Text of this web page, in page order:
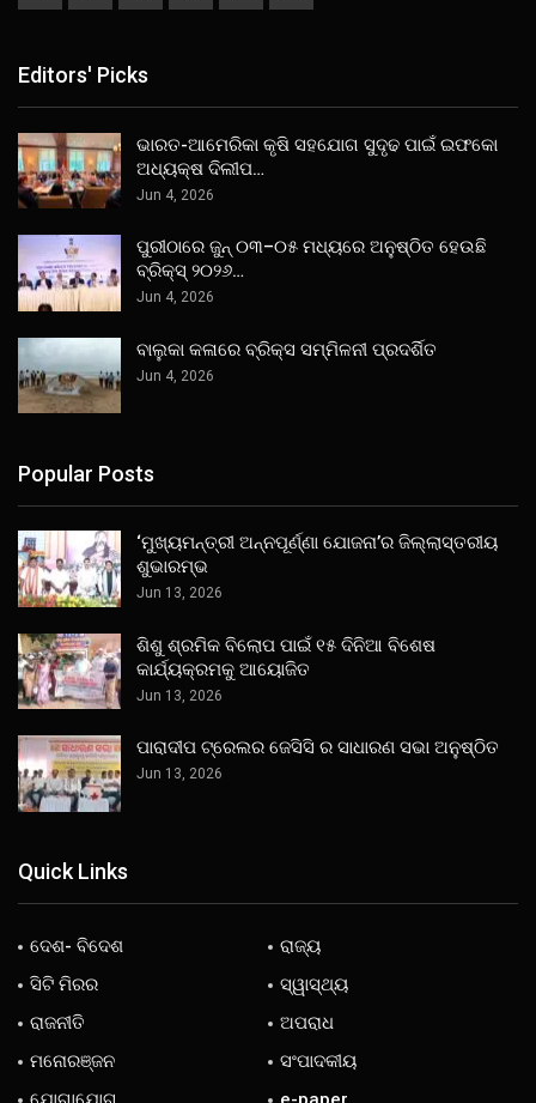
Editors' Picks
ଭାରତ-ଆମେରିକା କୃଷି ସହଯୋଗ ସୁଦୃଢ ପାଇଁ ଇଫକୋ
ଅଧ୍ୟକ୍ଷ ଦିଲୀପ…
Jun 4, 2026
ପୁରୀଠାରେ ଜୁନ୍ ୦୩–୦୫ ମଧ୍ୟରେ ଅନୁଷ୍ଠିତ ହେଉଛି
ବ୍ରିକ୍ସ୍ ୨୦୨୬…
Jun 4, 2026
ବାଲୁକା କଳାରେ ବ୍ରିକ୍ସ ସମ୍ମିଳନୀ ପ୍ରଦର୍ଶିତ
Jun 4, 2026
Popular Posts
‘ମୁଖ୍ୟମନ୍ତ୍ରୀ ଅନ୍ନପୂର୍ଣ୍ଣା ଯୋଜନା’ର ଜିଲ୍ଲାସ୍ତରୀୟ
ଶୁଭାରମ୍ଭ
Jun 13, 2026
ଶିଶୁ ଶ୍ରମିକ ବିଲୋପ ପାଇଁ ୧୫ ଦିନିଆ ବିଶେଷ
କାର୍ଯ୍ୟକ୍ରମକୁ ଆୟୋଜିତ
Jun 13, 2026
ପାରାଦୀପ ଟ୍ରେଲର ଜେସିସି ର ସାଧାରଣ ସଭା ଅନୁଷ୍ଠିତ
Jun 13, 2026
Quick Links
ଦେଶ- ବିଦେଶ
ରାଜ୍ୟ
ସିଟି ମିରର
ସ୍ୱାସ୍ଥ୍ୟ
ରାଜନୀତି
ଅପରାଧ
ମନୋରଞ୍ଜନ
ସଂପାଦକୀୟ